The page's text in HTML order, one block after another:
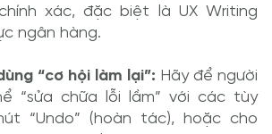
xác, đặc biệt là UX Writing
ngân hàng.
“cơ hội làm lại”: Hãy để người
“sửa chữa lỗi lầm” với các tùy
“Undo” (hoàn tác), hoặc cho